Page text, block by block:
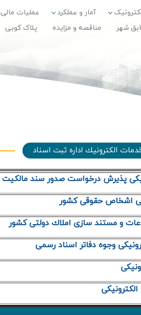
آمار و عملکرد عملیات مالی
شهر مناقصه و مزایده پلاک کوبی
الكترونيك اداره ثبت اسناد
پذيرش درخواست صدور سند مالكيت
اشخاص حقوقي كشور
و مستند سازي املاك دولتي كشور
وجوه دفاتر اسناد رسمي